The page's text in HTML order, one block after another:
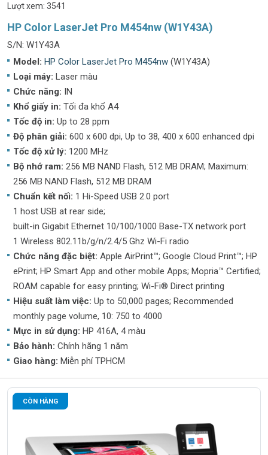
HP Color LaserJet Pro M454nw (W1Y43A)
S/N: W1Y43A
Model: HP Color LaserJet Pro M454nw (W1Y43A)
Loại máy: Laser màu
Chức năng: IN
Khổ giấy in: Tối đa khổ A4
Tốc độ in: Up to 28 ppm
Độ phân giải: 600 x 600 dpi, Up to 38, 400 x 600 enhanced dpi
Tốc độ xử lý: 1200 MHz
Bộ nhớ ram: 256 MB NAND Flash, 512 MB DRAM; Maximum:
256 MB NAND Flash, 512 MB DRAM
Chuẩn kết nối: 1 Hi-Speed USB 2.0 port
1 host USB at rear side;
built-in Gigabit Ethernet 10/100/1000 Base-TX network port
1 Wireless 802.11b/g/n/2.4/5 Ghz Wi-Fi radio
Chức năng đặc biệt: Apple AirPrint™; Google Cloud Print™; HP
ePrint; HP Smart App and other mobile Apps; Mopria™ Certified;
ROAM capable for easy printing; Wi-Fi® Direct printing
Hiệu suất làm việc: Up to 50,000 pages; Recommended
monthly page volume, 10: 750 to 4000
Mực in sử dụng: HP 416A, 4 màu
Bảo hành: Chính hãng 1 năm
Giao hàng: Miễn phí TPHCM
Lượt xem: 3541
CÒN HÀNG